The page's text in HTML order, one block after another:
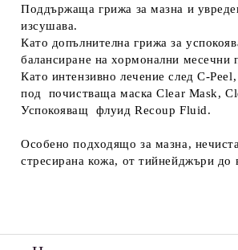
Поддържаща грижа за мазна и
изсушава.
Като допълнителна грижа за
балансиране на хормонални месечни
Като интензивно лечение след C-
под почистваща маска Clear Mask,
Успокояващ флуид Recoup Fluid.
Особено подходящо за мазна,
стресирана кожа, от тийнейджъри до